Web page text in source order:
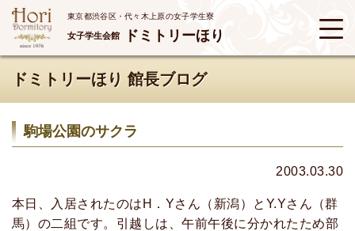
東京都渋谷区・代々木上原の女子学生寮
女子学生会館 ドミトリーほり
ドミトリーほり 館長ブログ
駒場公園のサクラ
2003.03.30
本日、入居されたのはH．Yさん（新潟）とY.Yさん（群
馬）の二組です。引越しは、午前午後に分かれたため部